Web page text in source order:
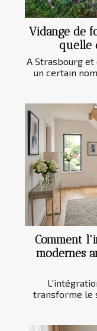
Vidange de
quelle
A Strasbourg et
un certain
Comment
modernes
transforme le